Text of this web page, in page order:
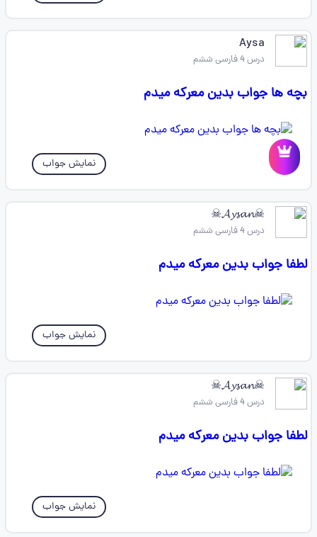
Aysa
درس 4 فارسی ششم
بچه ها جواب بدین معرکه میدم
نمایش جواب
☠𝓐𝔂𝓼𝓪𝓷‌☠
درس 4 فارسی ششم
لطفا جواب بدین معرکه میدم
نمایش جواب
☠𝓐𝔂𝓼𝓪𝓷‌☠
درس 4 فارسی ششم
لطفا جواب بدین معرکه میدم
نمایش جواب